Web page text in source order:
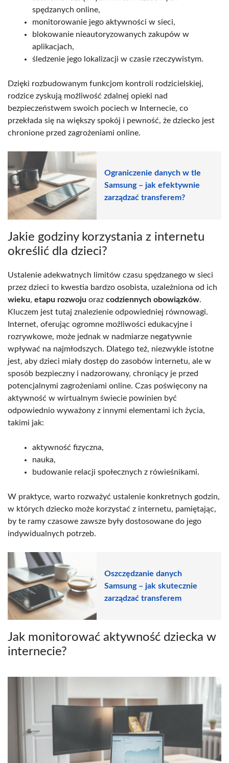
spędzanych online,
monitorowanie jego aktywności w sieci,
blokowanie nieautoryzowanych zakupów w
aplikacjach,
śledzenie jego lokalizacji w czasie rzeczywistym.
Dzięki rozbudowanym funkcjom kontroli rodzicielskiej,
rodzice zyskują możliwość zdalnej opieki nad
bezpieczeństwem swoich pociech w Internecie, co
przekłada się na większy spokój i pewność, że dziecko jest
chronione przed zagrożeniami online.
Ograniczenie danych w tle
Samsung – jak efektywnie
zarządzać transferem?
Jakie godziny korzystania z internetu
określić dla dzieci?
Ustalenie adekwatnych limitów czasu spędzanego w sieci
przez dzieci to kwestia bardzo osobista, uzależniona od ich
wieku, etapu rozwoju oraz codziennych obowiązków.
Kluczem jest tutaj znalezienie odpowiedniej równowagi.
Internet, oferując ogromne możliwości edukacyjne i
rozrywkowe, może jednak w nadmiarze negatywnie
wpływać na najmłodszych. Dlatego też, niezwykle istotne
jest, aby dzieci miały dostęp do zasobów internetu, ale w
sposób bezpieczny i nadzorowany, chroniący je przed
potencjalnymi zagrożeniami online. Czas poświęcony na
aktywność w wirtualnym świecie powinien być
odpowiednio wyważony z innymi elementami ich życia,
takimi jak:
aktywność fizyczna,
nauka,
budowanie relacji społecznych z rówieśnikami.
W praktyce, warto rozważyć ustalenie konkretnych godzin,
w których dziecko może korzystać z internetu, pamiętając,
by te ramy czasowe zawsze były dostosowane do jego
indywidualnych potrzeb.
Oszczędzanie danych
Samsung – jak skutecznie
zarządzać transferem
Jak monitorować aktywność dziecka w
internecie?